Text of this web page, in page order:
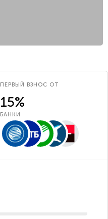
ПЕРВЫЙ ВЗНОС ОТ
15%
БАНКИ